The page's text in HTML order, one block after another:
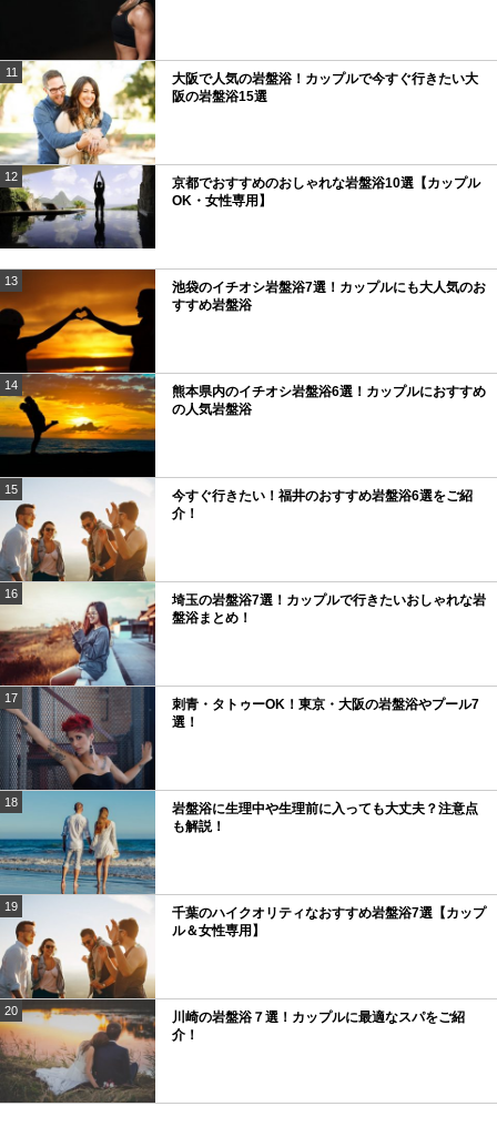
11
大阪で人気の岩盤浴！カップルで今すぐ行きたい大
阪の岩盤浴15選
12
京都でおすすめのおしゃれな岩盤浴10選【カップル
OK・女性専用】
13
池袋のイチオシ岩盤浴7選！カップルにも大人気のお
すすめ岩盤浴
14
熊本県内のイチオシ岩盤浴6選！カップルにおすすめ
の人気岩盤浴
15
今すぐ行きたい！福井のおすすめ岩盤浴6選をご紹
介！
16
埼玉の岩盤浴7選！カップルで行きたいおしゃれな岩
盤浴まとめ！
17
刺青・タトゥーOK！東京・大阪の岩盤浴やプール7
選！
18
岩盤浴に生理中や生理前に入っても大丈夫？注意点
も解説！
19
千葉のハイクオリティなおすすめ岩盤浴7選【カップ
ル＆女性専用】
20
川崎の岩盤浴７選！カップルに最適なスパをご紹
介！